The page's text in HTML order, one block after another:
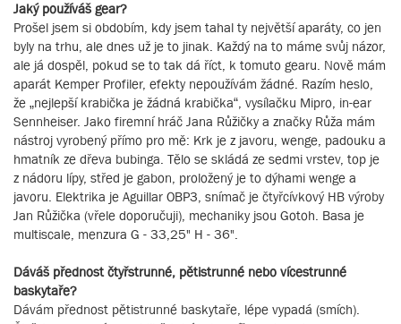
Jaký používáš gear?
Prošel jsem si obdobím, kdy jsem tahal ty největší aparáty, co jen
byly na trhu, ale dnes už je to jinak. Každý na to máme svůj názor,
ale já dospěl, pokud se to tak dá říct, k tomuto gearu. Nově mám
aparát Kemper Profiler, efekty nepoužívám žádné. Razím heslo,
že „nejlepší krabička je žádná krabička“, vysílačku Mipro, in-ear
Sennheiser. Jako firemní hráč Jana Růžičky a značky Růža mám
nástroj vyrobený přímo pro mě: Krk je z javoru, wenge, padouku a
hmatník ze dřeva bubinga. Tělo se skládá ze sedmi vrstev, top je
z nádoru lípy, střed je gabon, proložený je to dýhami wenge a
javoru. Elektrika je Aguillar OBP3, snímač je čtyřcívkový HB výroby
Jan Růžička (vřele doporučuji), mechaniky jsou Gotoh. Basa je
multiscale, menzura G - 33,25" H - 36".
Dáváš přednost čtyřstrunné, pětistrunné nebo vícestrunné
baskytaře?
Dávám přednost pětistrunné baskytaře, lépe vypadá (smích).